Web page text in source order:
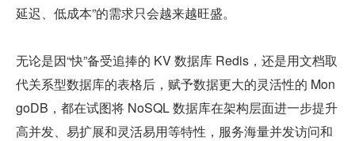
延迟、低成本”的需求只会越来越旺盛。
无论是因“快”备受追捧的 KV 数据库 Redis，还是用文档取
代关系型数据库的表格后，赋予数据更大的灵活性的 Mon
goDB，都在试图将 NoSQL 数据库在架构层面进一步提升
高并发、易扩展和灵活易用等特性，服务海量并发访问和